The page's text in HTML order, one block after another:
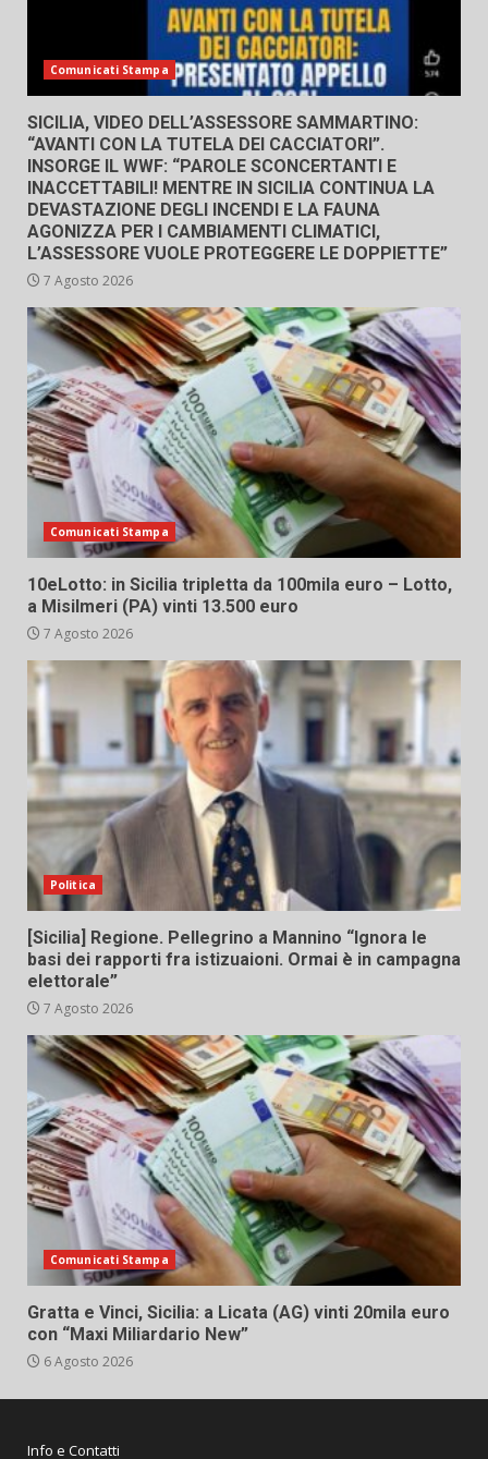
Comunicati Stampa
SICILIA, VIDEO DELL’ASSESSORE SAMMARTINO:
“AVANTI CON LA TUTELA DEI CACCIATORI”.
INSORGE IL WWF: “PAROLE SCONCERTANTI E
INACCETTABILI! MENTRE IN SICILIA CONTINUA LA
DEVASTAZIONE DEGLI INCENDI E LA FAUNA
AGONIZZA PER I CAMBIAMENTI CLIMATICI,
L’ASSESSORE VUOLE PROTEGGERE LE DOPPIETTE”
7 Agosto 2026
Comunicati Stampa
10eLotto: in Sicilia tripletta da 100mila euro – Lotto,
a Misilmeri (PA) vinti 13.500 euro
7 Agosto 2026
Politica
[Sicilia] Regione. Pellegrino a Mannino “Ignora le
basi dei rapporti fra istizuaioni. Ormai è in campagna
elettorale”
7 Agosto 2026
Comunicati Stampa
Gratta e Vinci, Sicilia: a Licata (AG) vinti 20mila euro
con “Maxi Miliardario New”
6 Agosto 2026
Info e Contatti